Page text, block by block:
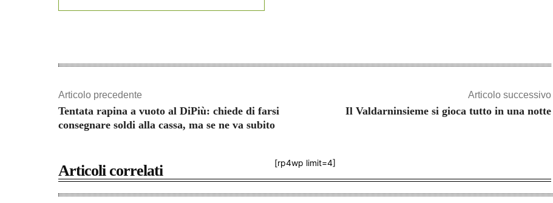
Articolo precedente
Tentata rapina a vuoto al DiPiù: chiede di farsi
consegnare soldi alla cassa, ma se ne va subito
Articolo successivo
Il Valdarninsieme si gioca tutto in una notte
[rp4wp limit=4]
Articoli correlati